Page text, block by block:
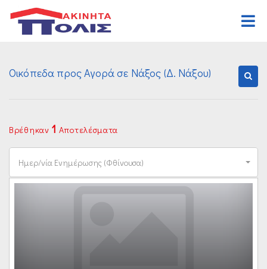
Αγορά
Επαγγελματικών
Οικοπέδων
Διαφόρων Ακινήτων
Κατοικιών
Επαγγελματικών
Οικοπέδων
Διαφόρων Ακινήτων
Ζήτηση
Ανάθεση
Οργανισμός
Οικόπεδα προς Αγορά σε Νάξος (Δ. Νάξου)
Βρέθηκαν 1 Αποτελέσματα
Ημερ/νία Ενημέρωσης (Φθίνουσα)